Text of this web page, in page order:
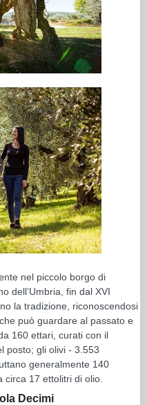
nel piccolo borgo di
dell’Umbria, fin dal XVI
la tradizione, riconoscendosi
può guardare al passato e
160 ettari, curati con il
posto; gli olivi - 3.553
generalmente 140
17 ettolitri di olio.
Decimi